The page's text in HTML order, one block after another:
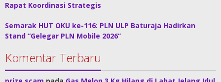
Rapat Koordinasi Strategis
Semarak HUT OKU ke-116: PLN ULP Baturaja Hadirkan
Stand “Gelegar PLN Mobile 2026”
Komentar Terbaru